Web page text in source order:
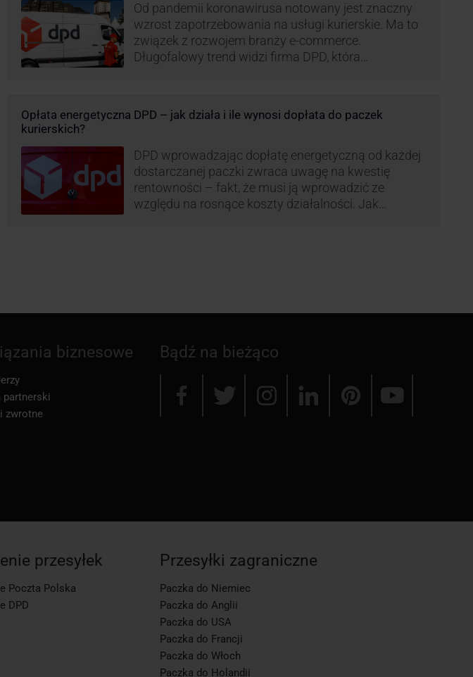
Od pandemii koronawirusa notowany jest znaczny
wzrost zapotrzebowania na usługi kurierskie. Ma to
związek z rozwojem branży e-commerce.
Długofalowy trend widzi firma DPD, która
chwali się danymi.
Opłata energetyczna DPD – jak działa i ile wynosi dopłata do paczek
kurierskich?
DPD wprowadzając dopłatę energetyczną od każdej
dostarczanej paczki zwraca uwagę na kwestię
rentowności – fakt, że musi ją wprowadzić ze
względu na rosnące koszty działalności. Jak
Bądź na bieżąco
biznesowe
partnerski
zwrotne
przesyłek
Poczta Polska
DPD
Przesyłki zagraniczne
Paczka do Niemiec
Paczka do Anglii
Paczka do USA
Paczka do Francji
Paczka do Włoch
Paczka do Holandii